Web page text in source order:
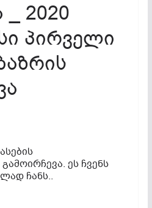
2020
პირველი
ეს ჩვენს
ჩანს..